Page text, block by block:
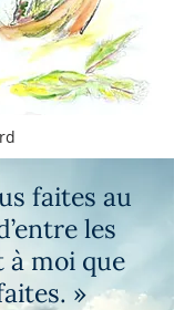
faites au
les
à moi que
»